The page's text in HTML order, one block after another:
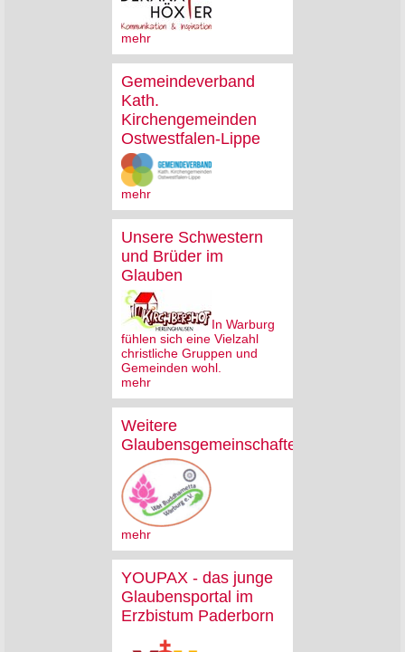
mehr
Gemeindeverband
Kath.
Kirchengemeinden
Ostwestfalen-Lippe
mehr
Unsere Schwestern
und Brüder im
Glauben
In Warburg
fühlen sich eine Vielzahl
christliche Gruppen und
Gemeinden wohl.
mehr
Weitere
Glaubensgemeinschaften
mehr
YOUPAX - das junge
Glaubensportal im
Erzbistum Paderborn